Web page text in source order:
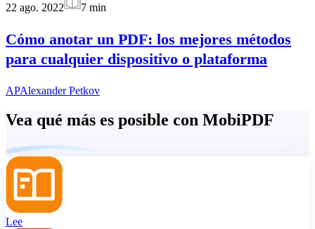
22 ago. 2022
7 min
Cómo anotar un PDF: los mejores métodos
para cualquier dispositivo o plataforma
APAlexander Petkov
Vea qué más es posible con MobiPDF
Lee